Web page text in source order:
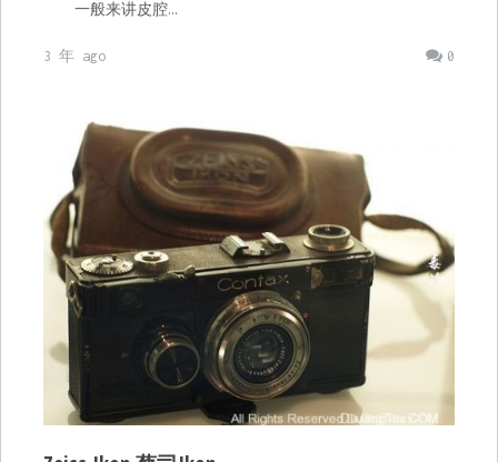
一般来讲皮腔…
0
3 年 ago